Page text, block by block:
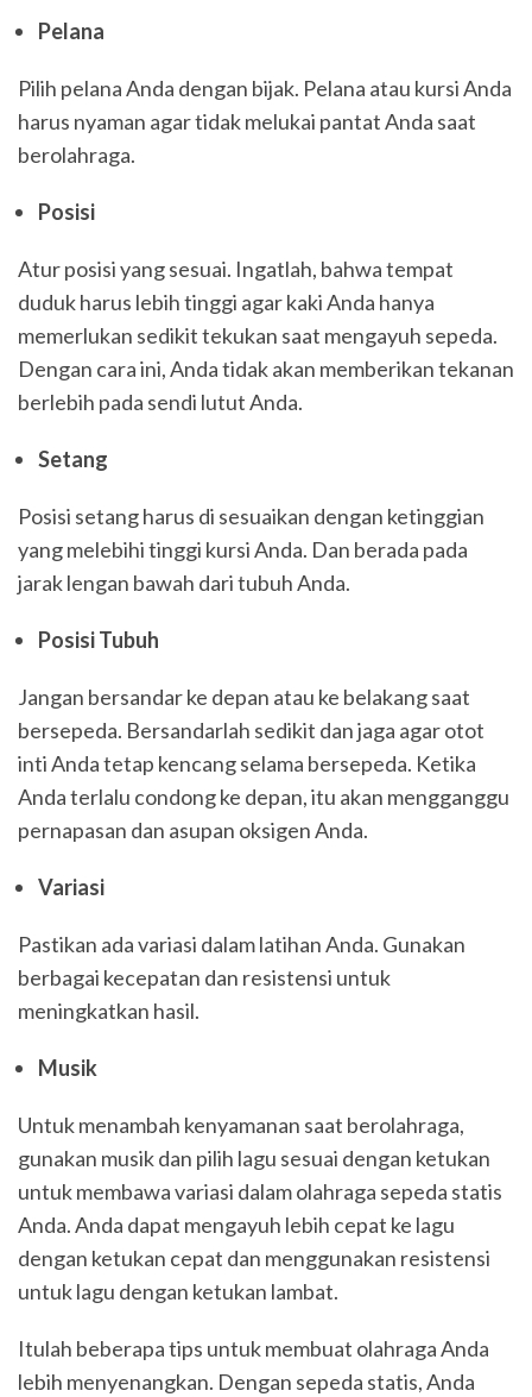
Pelana
Pilih pelana Anda dengan bijak. Pelana atau kursi Anda
harus nyaman agar tidak melukai pantat Anda saat
berolahraga.
Posisi
Atur posisi yang sesuai. Ingatlah, bahwa tempat
duduk harus lebih tinggi agar kaki Anda hanya
memerlukan sedikit tekukan saat mengayuh sepeda.
Dengan cara ini, Anda tidak akan memberikan tekanan
berlebih pada sendi lutut Anda.
Setang
Posisi setang harus di sesuaikan dengan ketinggian
yang melebihi tinggi kursi Anda. Dan berada pada
jarak lengan bawah dari tubuh Anda.
Posisi Tubuh
Jangan bersandar ke depan atau ke belakang saat
bersepeda. Bersandarlah sedikit dan jaga agar otot
inti Anda tetap kencang selama bersepeda. Ketika
Anda terlalu condong ke depan, itu akan mengganggu
pernapasan dan asupan oksigen Anda.
Variasi
Pastikan ada variasi dalam latihan Anda. Gunakan
berbagai kecepatan dan resistensi untuk
meningkatkan hasil.
Musik
Untuk menambah kenyamanan saat berolahraga,
gunakan musik dan pilih lagu sesuai dengan ketukan
untuk membawa variasi dalam olahraga sepeda statis
Anda. Anda dapat mengayuh lebih cepat ke lagu
dengan ketukan cepat dan menggunakan resistensi
untuk lagu dengan ketukan lambat.
Itulah beberapa tips untuk membuat olahraga Anda
lebih menyenangkan. Dengan sepeda statis, Anda